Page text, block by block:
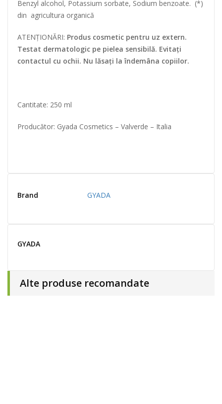
Benzyl alcohol, Potassium sorbate, Sodium benzoate. (*)
din agricultura organică
ATENȚIONĂRI: Produs cosmetic pentru uz extern.
Testat dermatologic pe pielea sensibilă. Evitați
contactul cu ochii. Nu lăsați la îndemâna copiilor.
Cantitate: 250 ml
Producător: Gyada Cosmetics – Valverde – Italia
Brand GYADA
GYADA
Alte produse recomandate